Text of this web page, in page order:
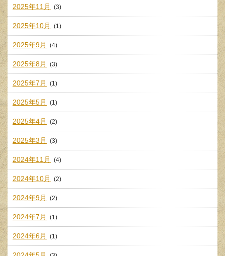
2025年11月 (3)
2025年10月 (1)
2025年9月 (4)
2025年8月 (3)
2025年7月 (1)
2025年5月 (1)
2025年4月 (2)
2025年3月 (3)
2024年11月 (4)
2024年10月 (2)
2024年9月 (2)
2024年7月 (1)
2024年6月 (1)